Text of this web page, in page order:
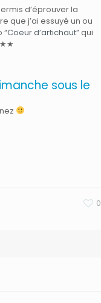
d’éprouver la
que j’ai essuyé un ou
“Coeur d’artichaut” qui
sous le
0